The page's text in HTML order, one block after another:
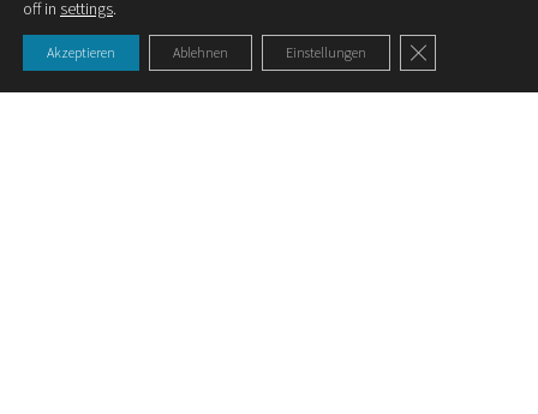
Um einen Bandscheibenvorfall zu verstehen, ist es wichtig seine
Anatomie & Pathophysiologie zu...
off in settings.
Akzeptieren Ablehnen Einstellungen GDPR Cookie-